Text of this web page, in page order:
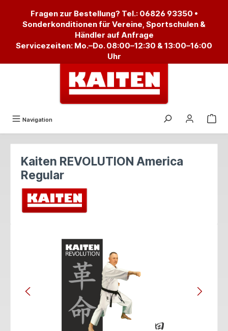
Fragen zur Bestellung? Tel.: 06826 93350 •
Sonderkonditionen für Vereine, Sportschulen &
Händler auf Anfrage
Servicezeiten: Mo.–Do. 08:00–12:30 & 13:00–16:00
Uhr
Navigation
Kaiten REVOLUTION America
Regular
Bildergalerie überspringen